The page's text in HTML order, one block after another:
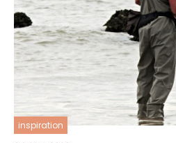
inspiration